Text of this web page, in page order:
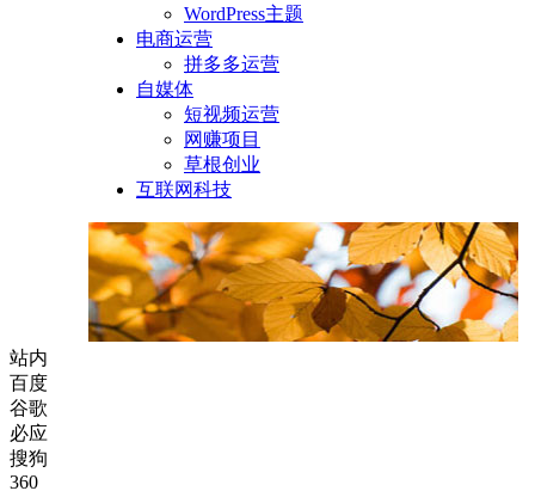
WordPress主题
电商运营
拼多多运营
自媒体
短视频运营
网赚项目
草根创业
互联网科技
站内
百度
谷歌
必应
搜狗
360